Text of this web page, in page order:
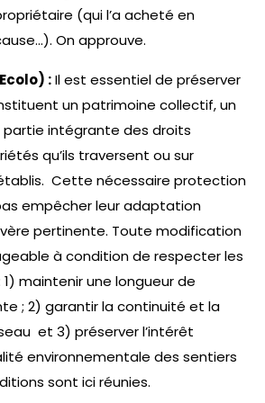
(qui l’a acheté en
On approuve.
:Il est essentiel de préserver
un patrimoine collectif, un
partie intégrante des droits
qu’ils traversent ou sur
Cette nécessaire protection
empêcher leur adaptation
pertinente. Toute modification
à condition de respecter les
maintenir une longueur de
; 2) garantir la continuité et la
et 3) préserver l’intérêt
environnementale des sentiers
sont ici réunies.